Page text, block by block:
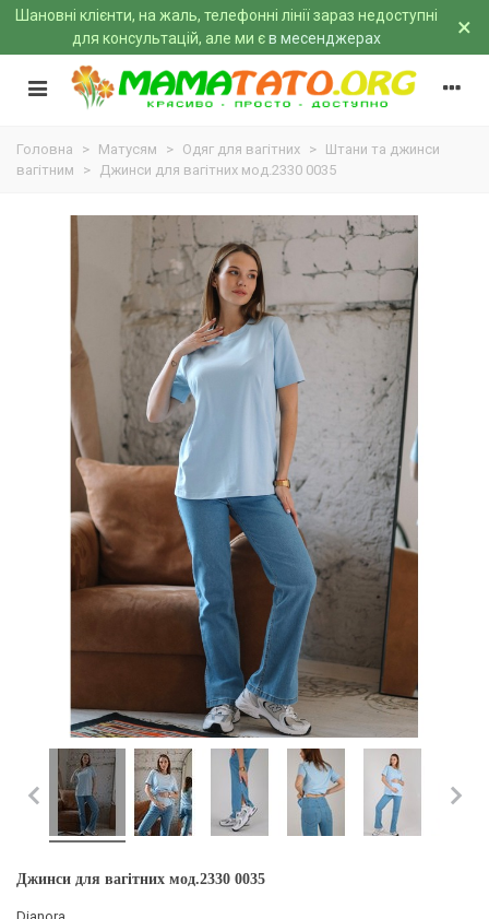
Шановні клієнти, на жаль, телефонні лінії зараз недоступні
для консультацій, але ми єв месенджерах ×
Головна > Матусям > Одяг для вагітних > Штани та джинси
вагітним
> Джинси для вагітних мод.2330 0035
Джинси для вагітних мод.2330 0035